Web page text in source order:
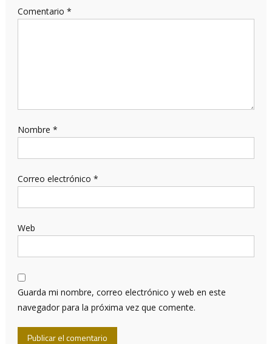
Comentario *
Nombre *
Correo electrónico *
Web
Guarda mi nombre, correo electrónico y web en este
navegador para la próxima vez que comente.